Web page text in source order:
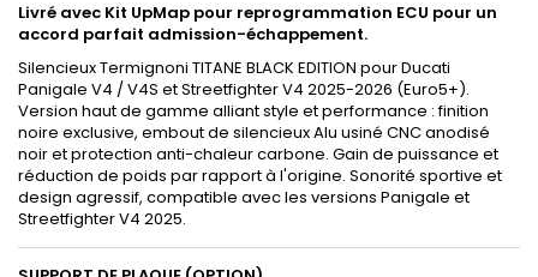
Livré avec Kit UpMap pour reprogrammation ECU pour un
accord parfait admission-échappement.
Silencieux Termignoni TITANE BLACK EDITION pour Ducati
Panigale V4 / V4S et Streetfighter V4 2025-2026 (Euro5+).
Version haut de gamme alliant style et performance : finition
noire exclusive, embout de silencieux Alu usiné CNC anodisé
noir et protection anti-chaleur carbone. Gain de puissance et
réduction de poids par rapport à l'origine. Sonorité sportive et
design agressif, compatible avec les versions Panigale et
Streetfighter V4 2025.